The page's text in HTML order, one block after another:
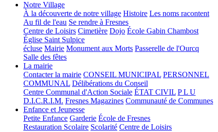
Notre Village
À la découverte de notre village Histoire Les noms racontent
Au fil de l'eau Se rendre à Fresnes
Centre de Loisirs Cimetière Dojo École Gabin Chambost
Église Saint Sulpice
écluse Mairie Monument aux Morts Passerelle de l'Ourcq
Salle des fêtes
La mairie
Contacter la mairie CONSEIL MUNICIPAL PERSONNEL
COMMUNAL Délibérations du Conseil
Centre Communal d'Action Sociale ÉTAT CIVIL P L U
D.I.C.R.I.M. Fresnes Magazines Communauté de Communes
Enfance et Jeunesse
Petite Enfance Garderie École de Fresnes
Restauration Scolaire Scolarité Centre de Loisirs